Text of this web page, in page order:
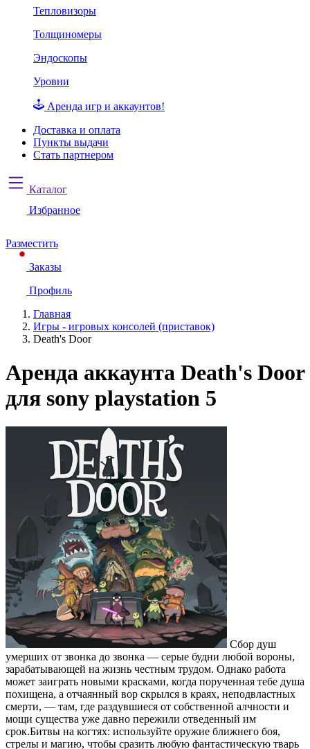
Тепловизоры
Толщиномеры
Эндоскопы
Уровни
Аренда игр и аккаунтов!
Доставка и оплата
Пункты выдачи
Стать партнером
Каталог
Избранное
Разместить
Заказы
Профиль
Главная
Игры - игровых консолей (приставок)
Death's Door
Аренда аккаунта Death's Door
для sony playstation 5
Сбор душ
умерших от звонка до звонка — серые будни любой вороны,
зарабатывающей на жизнь честным трудом. Однако работа
может заиграть новыми красками, когда порученная тебе душа
похищена, а отчаянный вор скрылся в краях, неподвластных
смерти, — там, где раздувшиеся от собственной алчности и
мощи существа уже давно пережили отведенный им
срок.Битвы на когтях: используйте оружие ближнего боя,
стрелы и магию, чтобы сразить любую фантастическую тварь